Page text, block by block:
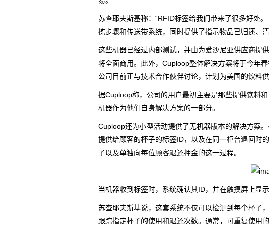
苏查耶夫斯基称：“RFID标签给我们带来了很多好处
拣步骤和传送带系统，同时提供了指示物品已归还、
这些机器已经过内部测试，并由为爱沙尼亚供应商提
将全面商用。此外，Cuploop整体解决方案将于今年
公司目前正与技术合作伙伴讨论，计划为美国的饮料
据Cuploop称，公司的用户最初主要是那些提供饮料
机器作为他们自身解决方案的一部分。
Cuploop还为小型活动提供了无机器版本的解决方案
提供给顾客的杯子的标签ID，以及在同一柜台退回时
子以及单独向每位顾客退还押金的这一过程。
当机器收到标签时，系统确认其ID，并在触摸屏上显
苏查耶夫斯基说，这套系统不仅可以检测到每个杯子
跟踪指定杯子的使用和退还次数。通常，可重复使用